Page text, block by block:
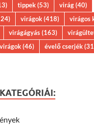
tippek(53) virág(40)
virágok(418) virágos
virágágyás(163)
(46) évelő cserjék